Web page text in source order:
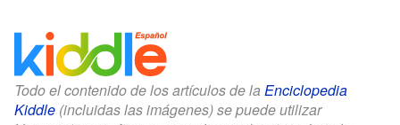
Todo el contenido de los artículos de la Enciclopedia
Kiddle (incluidas las imágenes) se puede utilizar